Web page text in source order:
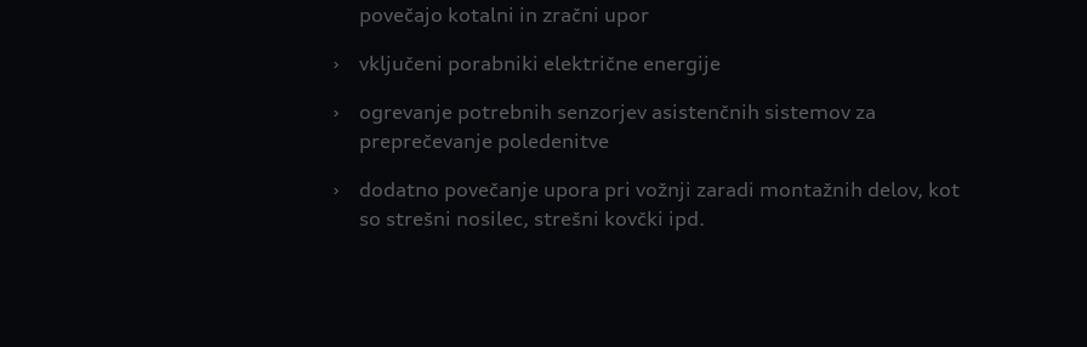
povečajo kotalni in zračni upor
›
vključeni porabniki električne energije
›
ogrevanje potrebnih senzorjev asistenčnih sistemov za
preprečevanje poledenitve
›
dodatno povečanje upora pri vožnji zaradi montažnih delov, kot
so strešni nosilec, strešni kovčki ipd.